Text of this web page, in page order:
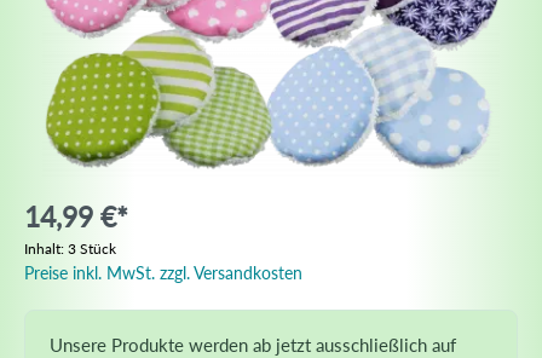
14,99 €*
Inhalt: 3 Stück
Preise inkl. MwSt. zzgl. Versandkosten
Unsere Produkte werden ab jetzt ausschließlich auf